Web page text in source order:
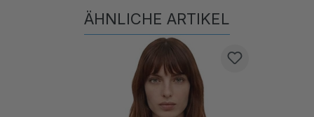
Produktgalerie überspringen